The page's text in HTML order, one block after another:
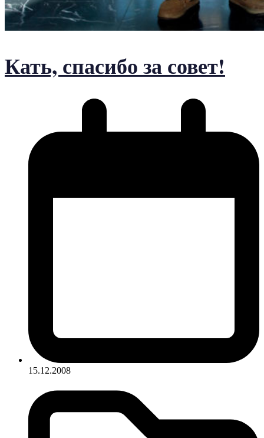
Кать, спасибо за совет!
15.12.2008